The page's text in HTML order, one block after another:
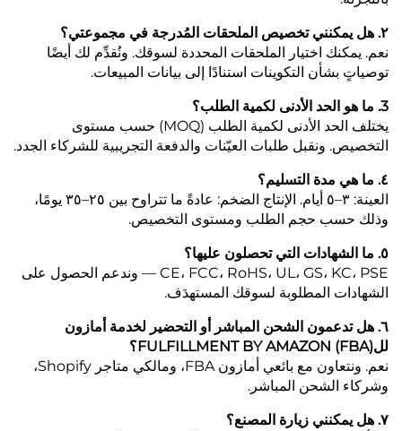
٢. هل يمكنني تخصيص الملحقات المُدرجة في مجموعتي؟
نعم. يمكنك اختيار الملحقات المحددة لسوقك. ونُقدِّم لك أيضًا
توصياتٍ بشأن التكوينات استنادًا إلى بيانات المبيعات.
3. ما هو الحد الأدنى لكمية الطلب؟
يختلف الحد الأدنى لكمية الطلب (MOQ) حسب مستوى
التخصيص. ونقبل طلبات العيّنات والدفعة التجريبية للشركاء الجدد.
٤. ما هي مدة التسليم؟
العينة: ٣–٥ أيام. الإنتاج الضخم: عادةً ما تتراوح بين ٢٥–٣٥ يومًا،
وذلك حسب حجم الطلب ومستوى التخصيص.
٥. ما الشهادات التي تحصلون عليها؟
CE، FCC، RoHS، UL، GS، KC، PSE — وندعم الحصول على
الشهادات المطلوبة لسوقك المستهدَف.
٦. هل تدعمون الشحن المباشر أو التحضير لخدمة أمازون
للFULFILLMENT BY AMAZON (FBA)؟
نعم. ونتعاون مع بائعي أمازون FBA، ومالكي متاجر Shopify،
وشركاء الشحن المباشر.
٧. هل يمكنني زيارة المصنع؟